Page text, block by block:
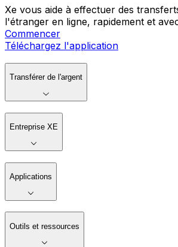
Xe vous aide à effectuer des
l'étranger en ligne, rapidement et
Commencer
Téléchargez l'application
Transférer de l'argent
Entreprise XE
Applications
Outils et ressources